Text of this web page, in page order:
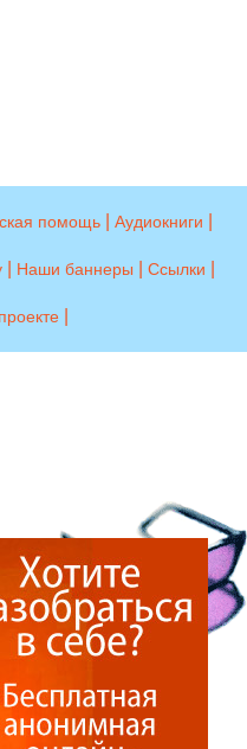
помощь| Аудиокниги
Наши баннеры Ссылки